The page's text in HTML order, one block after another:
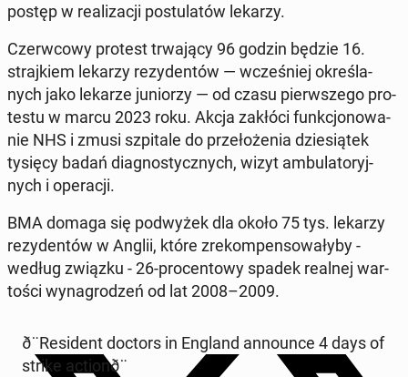
postęp w re­ali­za­cji po­stu­la­tów lekarzy.
Czerw­co­wy protest trwa­ją­cy 96 godzin będzie 16.
straj­kiem lekarzy re­zy­den­tów — wcze­śniej okre­śla­
nych jako lekarze ju­nio­rzy — od czasu pierw­sze­go pro­
te­stu w marcu 2023 roku. Akcja zakłóci funk­cjo­no­wa­
nie NHS i zmusi szpi­ta­le do prze­ło­że­nia dzie­sią­tek
tysięcy badań dia­gno­stycz­nych, wizyt am­bu­la­to­ryj­
nych i ope­ra­cji.
BMA domaga się pod­wy­żek dla około 75 tys. lekarzy
re­zy­den­tów w Anglii, które zre­kom­pen­so­wa­ły­by -
według związku - 26-pro­cen­to­wy spadek realnej war­
to­ści wy­na­gro­dzeń od lat 2008–2009.
ð¨Re­si­dent doctors in England an­no­un­ce 4 days of
strike ac­tio­nð¨